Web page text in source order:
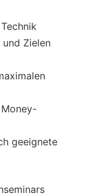
Zielen
geeignete